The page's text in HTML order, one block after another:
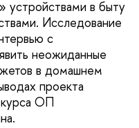
устройствами в быту
Исследование
с
неожиданные
в домашнем
проекта
курса ОП